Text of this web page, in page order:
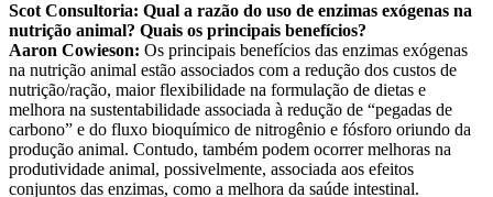
Scot Consultoria: Qual a razão do uso de enzimas exógenas na
nutrição animal? Quais os principais benefícios?
Aaron Cowieson: Os principais benefícios das enzimas exógenas
na nutrição animal estão associados com a redução dos custos de
nutrição/ração, maior flexibilidade na formulação de dietas e
melhora na sustentabilidade associada à redução de “pegadas de
carbono” e do fluxo bioquímico de nitrogênio e fósforo oriundo da
produção animal. Contudo, também podem ocorrer melhoras na
produtividade animal, possivelmente, associada aos efeitos
conjuntos das enzimas, como a melhora da saúde intestinal.